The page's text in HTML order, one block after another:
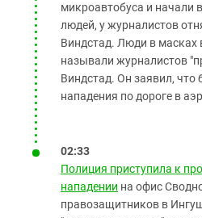
микроавтобуса и начали
людей, у журналистов
Виндстад. Люди в масках
называли журналистов
Виндстад. Он заявил, что
нападения по дороге в
02:33
Полиция приступила к
нападении на офис
правозащитников в